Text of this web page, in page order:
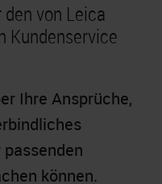
von Leica
Kundenservice
Ihre Ansprüche,
können.